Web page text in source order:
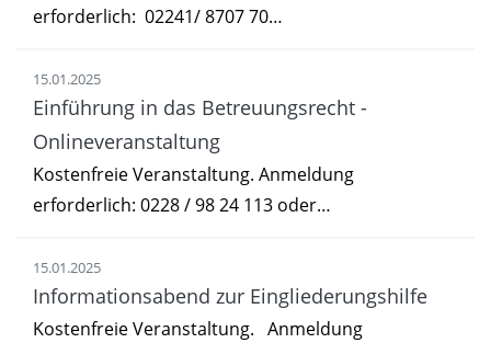
erforderlich: 02241/ 8707 70…
15.01.2025
Einführung in das Betreuungsrecht -
Onlineveranstaltung
Kostenfreie Veranstaltung. Anmeldung
erforderlich: 0228 / 98 24 113 oder…
15.01.2025
Informationsabend zur Eingliederungshilfe
Kostenfreie Veranstaltung. Anmeldung